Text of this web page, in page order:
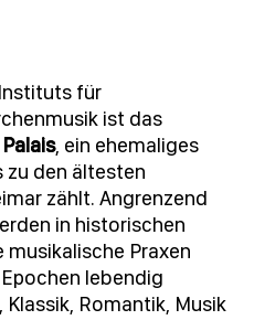
für
ist das
, ein ehemaliges
zu den ältesten
zählt. Angrenzend
in historischen
Praxen
lebendig
Romantik, Musik